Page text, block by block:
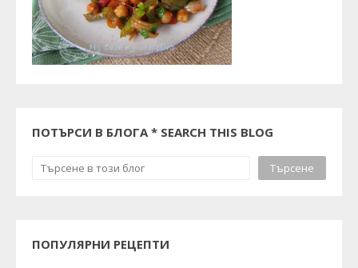
ПОТЪРСИ В БЛОГА * SEARCH THIS BLOG
ПОПУЛЯРНИ РЕЦЕПТИ